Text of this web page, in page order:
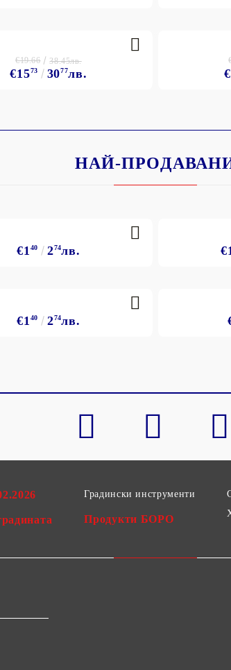
€1573 3077лв.
€19.66 38.45лв.
НАЙ-
€1 40 274лв.
€1 40 274лв.
Градински инструменти
Продукти БОРО